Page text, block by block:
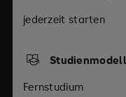
jederzeit starten
Fernstudium